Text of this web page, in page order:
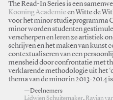
The Read-In Series is een
Kooning Academieen Witte de
voor het minor studieprogramma
minor worden studenten
verscherpen en leren ze artistiek
schrijven en het maken van kunst
contextualiseren van een
mensheid door confrontatie met
verklarende methodologie uit het
thema van de minor in 2013-2014 is
—Deelnemers
Lidwien Schuitemaker, Ravian